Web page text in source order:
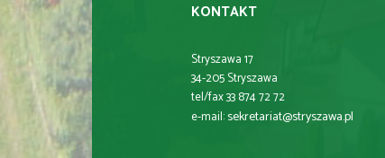
KONTAKT
Stryszawa 17
34-205 Stryszawa
tel/fax 33 874 72 72
e-mail:sekretariat@stryszawa.pl